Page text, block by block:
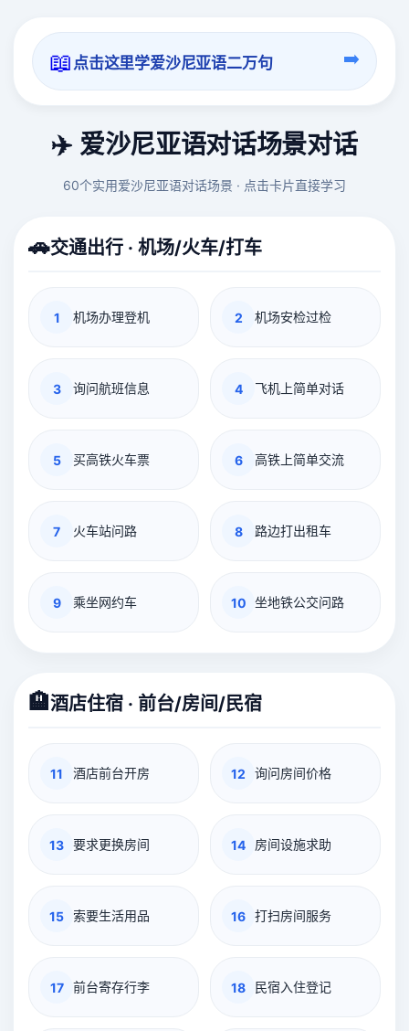
📖 点击这里学爱沙尼亚语二万句 ➡️
✈️ 爱沙尼亚语对话场景对话
60个实用爱沙尼亚语对话场景 · 点击卡片直接学习
🚗交通出行 · 机场/火车/打车
1 机场办理登机 2 机场安检过检
3 询问航班信息 4 飞机上简单对话
5 买高铁火车票 6 高铁上简单交流
7 火车站问路 8 路边打出租车
9 乘坐网约车 10 坐地铁公交问路
🏨酒店住宿 · 前台/房间/民宿
11 酒店前台开房 12 询问房间价格
13 要求更换房间 14 房间设施求助
15 索要生活用品 16 打扫房间服务
17 前台寄存行李 18 民宿入住登记